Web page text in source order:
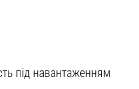
під навантаженням